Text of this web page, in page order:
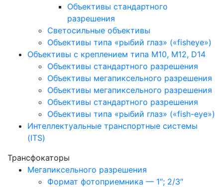
Объективы стандартного
разрешения
Светосильные объективы
Объективы типа «рыбий глаз» («fisheye»)
Объективы с креплением типа M10, M12, D14
Объективы стандартного разрешения
Объективы мегапиксельного разрешения
Объективы мегапиксельного разрешения
Объективы стандартного разрешения
Объективы типа «рыбий глаз» («fish-eye»)
Интеллектуальные транспортные системы
(ITS)
Трансфокаторы
Мегапиксельного разрешения
Формат фотоприемника — 1″; 2/3″